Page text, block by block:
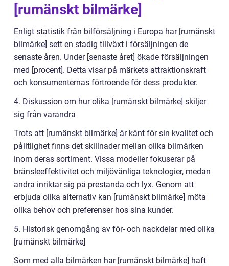
[rumänskt bilmärke]
Enligt statistik från bilförsäljning i Europa har [rumänskt
bilmärke] sett en stadig tillväxt i försäljningen de
senaste åren. Under [senaste året] ökade försäljningen
med [procent]. Detta visar på märkets attraktionskraft
och konsumenternas förtroende för dess produkter.
4. Diskussion om hur olika [rumänskt bilmärke] skiljer
sig från varandra
Trots att [rumänskt bilmärke] är känt för sin kvalitet och
pålitlighet finns det skillnader mellan olika bilmärken
inom deras sortiment. Vissa modeller fokuserar på
bränsleeffektivitet och miljövänliga teknologier, medan
andra inriktar sig på prestanda och lyx. Genom att
erbjuda olika alternativ kan [rumänskt bilmärke] möta
olika behov och preferenser hos sina kunder.
5. Historisk genomgång av för- och nackdelar med olika
[rumänskt bilmärke]
Som med alla bilmärken har [rumänskt bilmärke] haft